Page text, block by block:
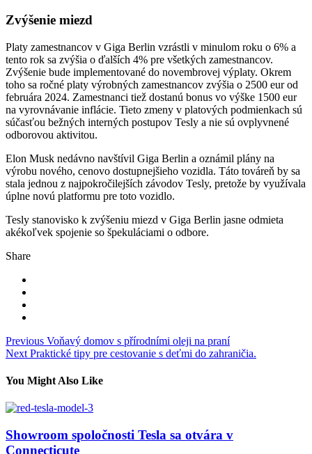
Zvýšenie miezd
Platy zamestnancov v Giga Berlin vzrástli v minulom roku o 6% a
tento rok sa zvýšia o ďalších 4% pre všetkých zamestnancov.
Zvýšenie bude implementované do novembrovej výplaty. Okrem
toho sa ročné platy výrobných zamestnancov zvýšia o 2500 eur od
februára 2024. Zamestnanci tiež dostanú bonus vo výške 1500 eur
na vyrovnávanie inflácie. Tieto zmeny v platových podmienkach sú
súčasťou bežných interných postupov Tesly a nie sú ovplyvnené
odborovou aktivitou.
Elon Musk nedávno navštívil Giga Berlin a oznámil plány na
výrobu nového, cenovo dostupnejšieho vozidla. Táto továreň by sa
stala jednou z najpokročilejších závodov Tesly, pretože by využívala
úplne novú platformu pre toto vozidlo.
Tesly stanovisko k zvýšeniu miezd v Giga Berlin jasne odmieta
akékoľvek spojenie so špekuláciami o odbore.
Share
Navigace
pro
příspěvek
Previous Voňavý domov s přírodními oleji na praní
Next Praktické tipy pre cestovanie s deťmi do zahraničia.
You Might Also Like
Showroom spoločnosti Tesla sa otvára v
Connecticute